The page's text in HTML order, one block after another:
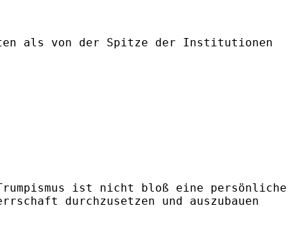
als von der Spitze der Institutionen
ist nicht bloß eine persönliche
durchzusetzen und auszubauen